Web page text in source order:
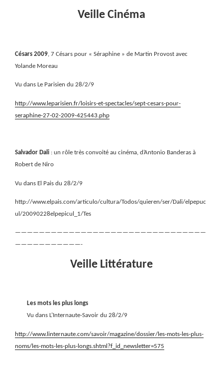
Veille Cinéma
Césars 2009, 7 Césars pour « Séraphine » de Martin Provost avec
Yolande Moreau
Vu dans Le Parisien du 28/2/9
http://www.leparisien.fr/loisirs-et-spectacles/sept-cesars-pour-
seraphine-27-02-2009-425443.php
Salvador Dali : un rôle très convoité au cinéma, d’Antonio Banderas à
Robert de Niro
Vu dans El Pais du 28/2/9
http://www.elpais.com/articulo/cultura/Todos/quieren/ser/Dali/elpepuc
ul/20090228elpepicul_1/Tes
————————————————————————————————
———————————-
Veille Littérature
Les mots les plus longs
Vu dans L’Internaute-Savoir du 28/2/9
http://www.linternaute.com/savoir/magazine/dossier/les-mots-les-plus-
noms/les-mots-les-plus-longs.shtml?f_id_newsletter=575